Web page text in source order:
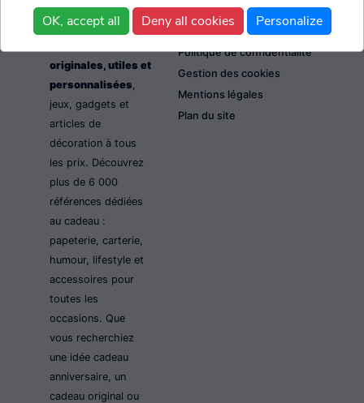
boutique
spécialisée dans
originales, utiles et
personnalisées,
jeux, gadgets et
articles de
décoration à tous
les prix. Découvrez
plus de 6 000
références dédiées
au cadeau :
papeterie, carterie,
humour, lifestyle et
accessoires pour
toutes les
occasions. Que
vous recherchiez
une idée cadeau
anniversaire, un
cadeau original ou
Conditions générales de
Politique de confidentialité
Gestion des cookies
Mentions légales
Plan du site
OK, accept all Deny all cookies Personalize